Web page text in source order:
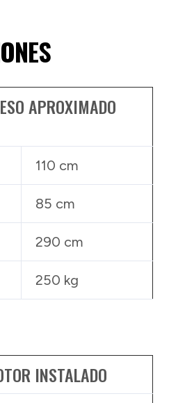
APROXIMADO
110 cm
85 cm
290 cm
250 kg
INSTALADO